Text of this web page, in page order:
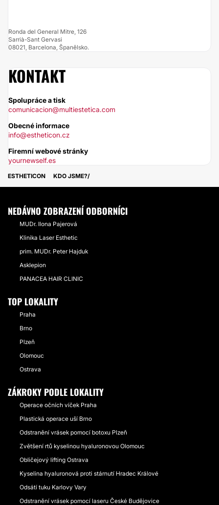
Ronda del General Mitre, 126
Sarrià-Sant Gervasi
08021, Barcelona, Španělsko.
KONTAKT
Spolupráce a tisk
comunicacion@multiestetica.com
Obecné informace
info@estheticon.cz
Firemní webové stránky
yournewself.es
ESTHETICON KDO JSME?
NEDÁVNO ZOBRAZENÍ ODBORNÍCI
MUDr. Ilona Pajerová
Klinika Laser Esthetic
prim. MUDr. Peter Hajduk
Asklepion
PANACEA HAIR CLINIC
TOP LOKALITY
Praha
Brno
Plzeň
Olomouc
Ostrava
ZÁKROKY PODLE LOKALITY
Operace očních víček Praha
Plastická operace uší Brno
Odstranění vrásek pomocí botoxu Plzeň
Zvětšení rtů kyselinou hyaluronovou Olomouc
Obličejový lifting Ostrava
Kyselina hyaluronová proti stárnutí Hradec Králové
Odsátí tuku Karlovy Vary
Odstranění vrásek pomocí laseru České Budějovice